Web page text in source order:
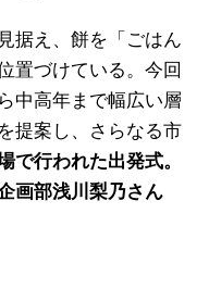
据え、餅を「ごはん
置づけている。今回
中高年まで幅広い層
提案し、さらなる市
で行われた出発式。
画部浅川梨乃さん